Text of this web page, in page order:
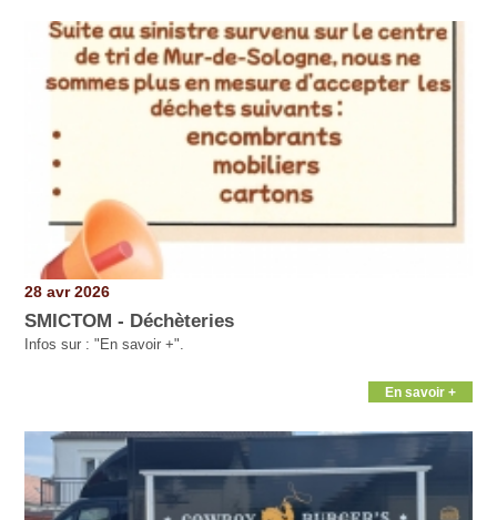
28 avr 2026
SMICTOM - Déchèteries
Infos sur : "En savoir +".
En savoir +